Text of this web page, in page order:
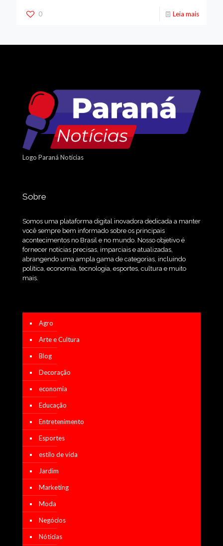
0 Leia mais
Logo Paraná Notícias
Sobre
Somos uma plataforma digital inovadora dedicada a manter
você sempre bem informado sobre os principais
acontecimentos no Brasil e no mundo. Nosso objetivo é
fornecer notícias precisas, imparciais e atualizadas,
abrangendo uma ampla gama de categorias, incluindo
política, economia, tecnologia, esportes, cultura e muito
mais.
Agro
Arte e Cultura
Blog
Decoração
economia
Educação
Entretenimento
Esportes
estilo de vida
Jardim
Marketing
Moda
Negócios
Nótícias